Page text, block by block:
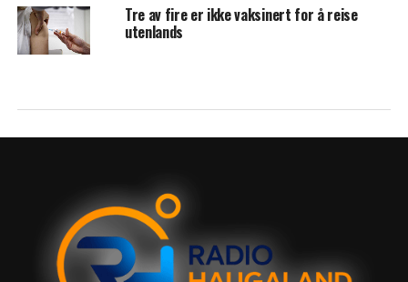
Tre av fire er ikke vaksinert for å reise
utenlands